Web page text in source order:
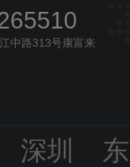
中路313号康富来
深